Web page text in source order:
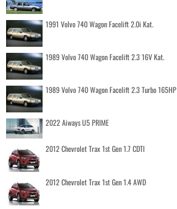
1991 Volvo 740 Wagon Facelift 2.0i Kat.
1989 Volvo 740 Wagon Facelift 2.3 16V Kat.
1989 Volvo 740 Wagon Facelift 2.3 Turbo 165HP
2022 Aiways U5 PRIME
2012 Chevrolet Trax 1st Gen 1.7 CDTI
2012 Chevrolet Trax 1st Gen 1.4 AWD